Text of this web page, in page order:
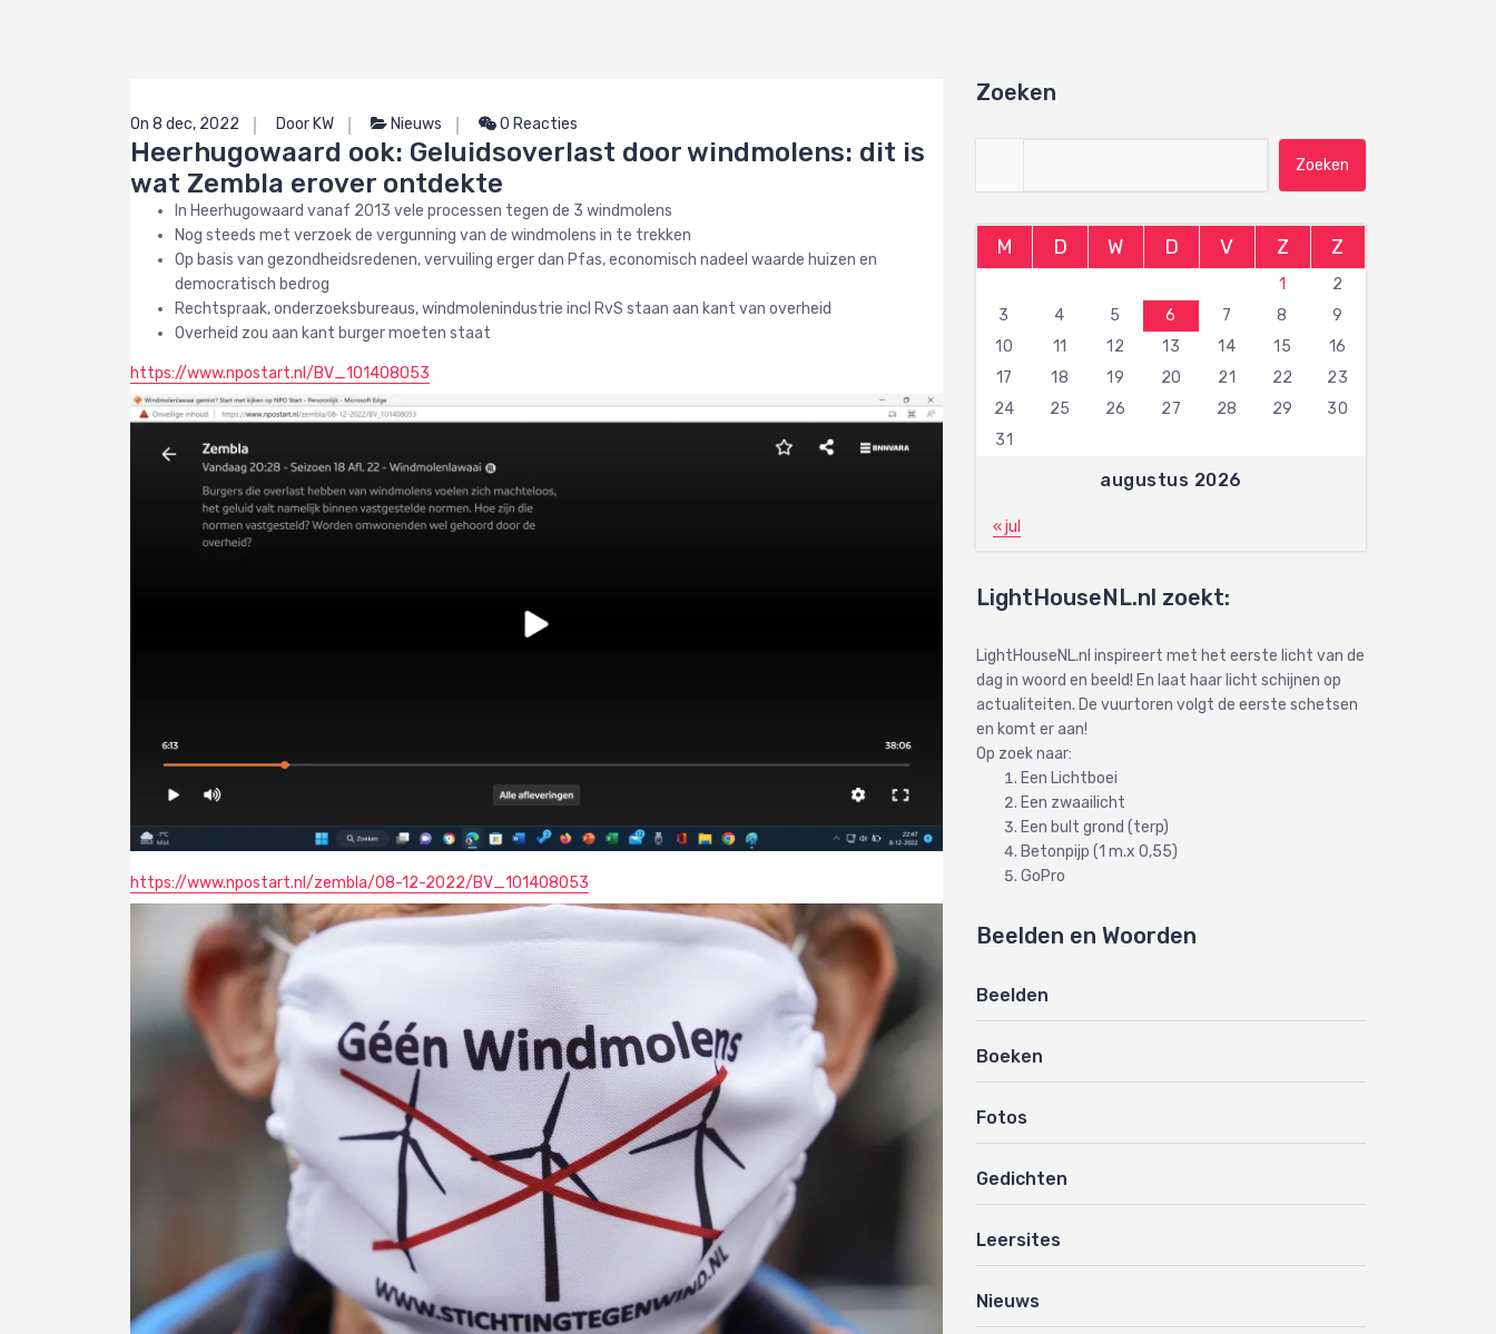
On 8 dec, 2022 Door KW Nieuws 0 Reacties
Heerhugowaard ook: Geluidsoverlast door windmolens: dit is
wat Zembla erover ontdekte
In Heerhugowaard vanaf 2013 vele processen tegen de 3 windmolens
Nog steeds met verzoek de vergunning van de windmolens in te trekken
Op basis van gezondheidsredenen, vervuiling erger dan Pfas, economisch nadeel waarde huizen en
democratisch bedrog
Rechtspraak, onderzoeksbureaus, windmolenindustrie incl RvS staan aan kant van overheid
Overheid zou aan kant burger moeten staat
https://www.npostart.nl/BV_101408053
https://www.npostart.nl/zembla/08-12-2022/BV_101408053
Zoeken
augustus 2026
M D W D V Z Z
1
2
3
4 5 6 7 8
9
10
11 12 13 14 15
16
17
18 19 20 21 22
23
24
25 26 27 28 29
30
31
« jul
LightHouseNL.nl zoekt:
LightHouseNL.nl inspireert met het eerste licht van de
dag in woord en beeld! En laat haar licht schijnen op
actualiteiten. De vuurtoren volgt de eerste schetsen
en komt er aan!
Op zoek naar:
Een Lichtboei
Een zwaailicht
Een bult grond (terp)
Betonpijp (1 m.x 0,55)
GoPro
Beelden en Woorden
Beelden
Boeken
Fotos
Gedichten
Leersites
Nieuws